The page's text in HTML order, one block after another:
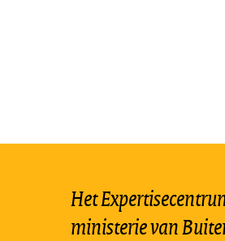
Het
ministerie van